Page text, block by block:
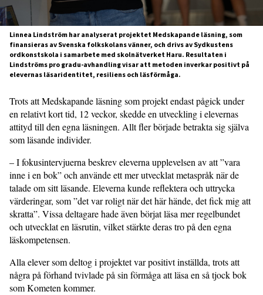
Linnea Lindström har analyserat projektet Medskapande läsning, som
finansieras av Svenska folkskolans vänner, och drivs av Sydkustens
ordkonstskola i samarbete med skolnätverket Haru. Resultaten i
Lindströms pro gradu-avhandling visar att metoden inverkar positivt på
elevernas läsaridentitet, resiliens och läsförmåga.
Trots att Medskapande läsning som projekt endast pågick under
en relativt kort tid, 12 veckor, skedde en utveckling i elevernas
attityd till den egna läsningen. Allt fler började betrakta sig själva
som läsande individer.
– I fokusintervjuerna beskrev eleverna upplevelsen av att ”vara
inne i en bok” och använde ett mer utvecklat metaspråk när de
talade om sitt läsande. Eleverna kunde reflektera och uttrycka
värderingar, som ”det var roligt när det här hände, det fick mig att
skratta”. Vissa deltagare hade även börjat läsa mer regelbundet
och utvecklat en läsrutin, vilket stärkte deras tro på den egna
läskompetensen.
Alla elever som deltog i projektet var positivt inställda, trots att
några på förhand tvivlade på sin förmåga att läsa en så tjock bok
som Kometen kommer.